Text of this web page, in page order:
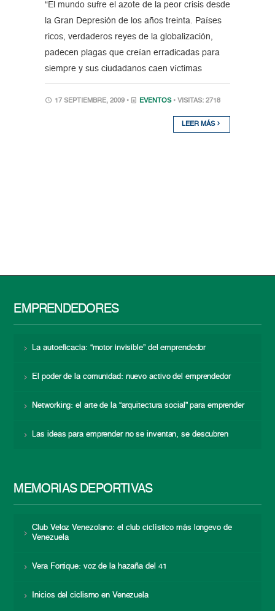
“El mundo sufre el azote de la peor crisis desde
la Gran Depresión de los años treinta. Países
ricos, verdaderos reyes de la globalización,
padecen plagas que creían erradicadas para
siempre y sus ciudadanos caen víctimas
17 SEPTIEMBRE, 2009 • EVENTOS • VISITAS: 2718
LEER MÁS
EMPRENDEDORES
La autoeficacia: “motor invisible” del emprendedor
El poder de la comunidad: nuevo activo del emprendedor
Networking: el arte de la “arquitectura social” para emprender
Las ideas para emprender no se inventan, se descubren
MEMORIAS DEPORTIVAS
Club Veloz Venezolano: el club ciclístico más longevo de
Venezuela
Vera Fortique: voz de la hazaña del 41
Inicios del ciclismo en Venezuela